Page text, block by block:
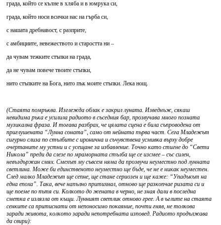
града, който се кълне в хляба и в юмрука си,
града, който носи всички нас на гърба си,
с нашата дребнавост, с разприте,
с амбициите, невежеството и старостта ни –
да чувам тежките стъпки на града,
да не чувам повече твоите стъпки,
нито стъпките на Бога, нито пък моите стъпки. Лека нощ.
(Стаята помръква. Изглежда облак е закрил луната. Изведнъж, сякаш
невидима ръка е усилила радиото в съседния бар, прозвучава много позната
музикална фраза. И тогава разбрах, че цялата сцена е била съпроводена от
приглушената “Лунна соната”, само от нейната първа част. Сега Младежът
сигурно слиза по стълбите с иронична и съчувствена усмивка върху добре
очертаните му устни и с усещане за избавление. Точно като стигне до “Свети
Никола” преди да слезе по мраморната стълба ще се изсмее – със силен,
невъздържан смях. Смехът му съвсем няма да прозвучи неуместно под лунната
светлина. Може би единственото неуместно ще бъде, че не е никак неуместен.
След малко Младежът ще сепне, ще стане сериозен и ще каже: “Упадъкът на
една епоха”. Така, вече напълно притихнал, отново ще разкопчае ризата си и
ще поеме по пътя си. Колкото до жената в черно, не зная дали в последна
сметка е излязла от къщи. Лунният светлик отново грее. А в ъглите на стаята
сенките са притиснати от непоносимо покаяние, почти гняв, не толкова
заради живота, колкото заради непотребната изповед. Радиото продължава
да свири):